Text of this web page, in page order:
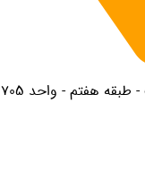
- واحد 705